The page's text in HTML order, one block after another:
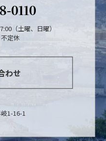
0110
（土曜、日曜）
定休
わせ
1-16-1